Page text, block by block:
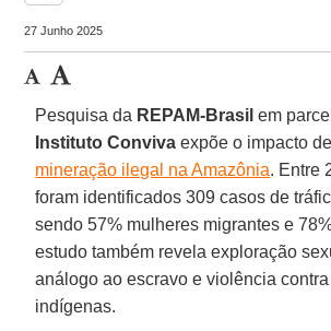
27 Junho 2025
Pesquisa da REPAM-Brasil em
Instituto Conviva expõe o impacto
mineração ilegal na Amazônia. Entre
foram identificados 309 casos de
sendo 57% mulheres migrantes e
estudo também revela exploração
análogo ao escravo e violência
indígenas.